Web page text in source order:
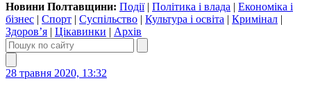
Новини Полтавщини: Події| Політика і влада | Економіка і
бізнес | Спорт | Суспільство | Культура і освіта | Кримінал |
Здоров’я | Цікавинки | Архів
28 травня 2020, 13:32